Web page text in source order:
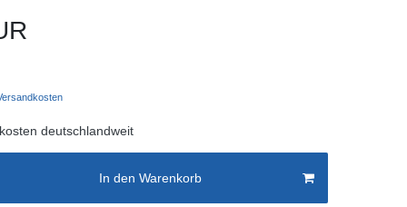
deutschlandweit
In den Warenkorb